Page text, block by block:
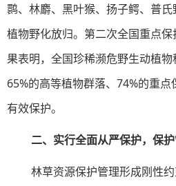
鹮、林麝、黑叶猴、扬子鳄、普
植物野化放归。第二次全国重点
果表明，全国珍稀濒危野生动植物
65%的高等植物群落、74%的重
有效保护。
二、实行全面从严保护，保
林草资源保护管理形成刚性